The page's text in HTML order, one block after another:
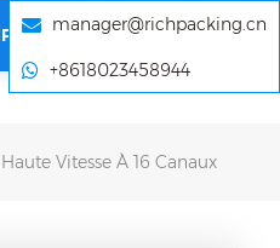
Vitesse À 16 Canaux
manager@richpacking.cn
+8618023458944